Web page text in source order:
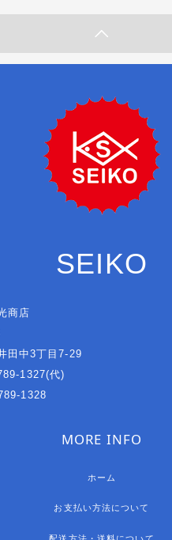
SEIKO
商店
田中3丁目7-29
1327(代)
1328
MORE INFO
ホーム
お支払い方法について